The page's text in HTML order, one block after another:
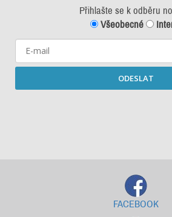
Přihlašte se k odběru
Všeobecné
ODESLAT
FACEBOOK